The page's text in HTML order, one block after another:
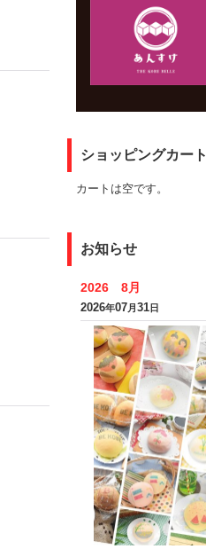
ショッピングカート
カートは空です。
お知らせ
2026 8月
2026年07月31日